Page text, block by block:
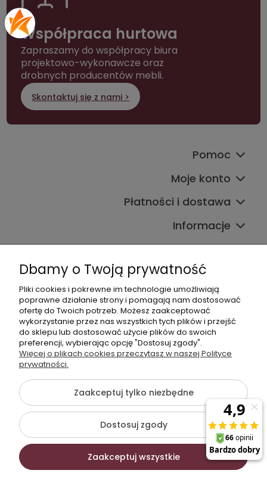
Współpraca hurtowa
Zapraszamy do współpracy biura
projektowo-wykonawcze oraz
drobnych producentów mebli.
Skontaktuj się z nami >
Pomoc
Moje konto
Płatności i dostawa
Informacje
Kontakt ze sklepem
Dane kontaktowe
603377506
sklep@komfort-biuro.pl
Nasz Facebook
©2026 Wszelkie Prawa Zastrzeżone | Komfort Biuro -
meble biurowe
Szablon Flex byEcommercy
Dbamy o Twoją prywatność
Pliki cookies i pokrewne im technologie umożliwiają
poprawne działanie strony i pomagają nam dostosować
ofertę do Twoich potrzeb. Możesz zaakceptować
wykorzystanie przez nas wszystkich tych plików i przejść
do sklepu lub dostosować użycie plików do swoich
preferencji, wybierając opcję "Dostosuj zgody".
Więcej o plikach cookies przeczytasz w naszej Polityce
prywatności.
Zaakceptuj tylko niezbędne
Dostosuj zgody
Zaakceptuj wszystkie